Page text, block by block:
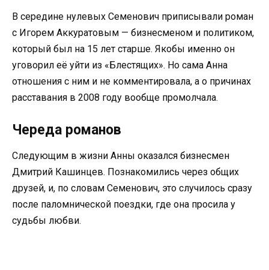
В середине нулевых Семенович приписывали роман
с Игорем Аккуратовым — бизнесменом и политиком,
который был на 15 лет старше. Якобы именно он
уговорил её уйти из «Блестящих». Но сама Анна
отношения с ним и не комментировала, а о причинах
расставания в 2008 году вообще промолчала.
Череда романов
Следующим в жизни Анны оказался бизнесмен
Дмитрий Кашинцев. Познакомились через общих
друзей, и, по словам Семенович, это случилось сразу
после паломнической поездки, где она просила у
судьбы любви.